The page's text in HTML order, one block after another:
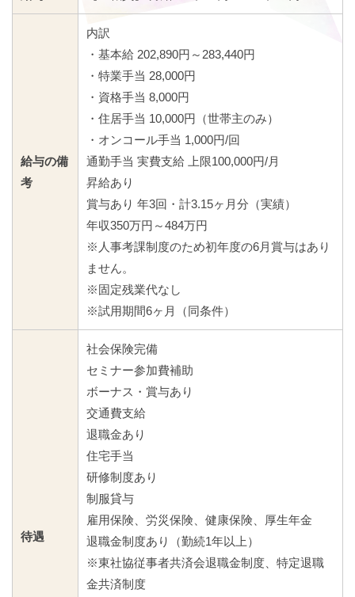
給与の備
考
内訳
・基本給 202,890円～283,440円
・特業手当 28,000円
・資格手当 8,000円
・住居手当 10,000円（世帯主のみ）
・オンコール手当 1,000円/回
通勤手当 実費支給 上限100,000円/月
昇給あり
賞与あり 年3回・計3.15ヶ月分（実績）
年収350万円～484万円
※人事考課制度のため初年度の6月賞与はあり
ません。
※固定残業代なし
※試用期間6ヶ月（同条件）
待遇
社会保険完備
セミナー参加費補助
ボーナス・賞与あり
交通費支給
退職金あり
住宅手当
研修制度あり
制服貸与
雇用保険、労災保険、健康保険、厚生年金
退職金制度あり（勤続1年以上）
※東社協従事者共済会退職金制度、特定退職
金共済制度